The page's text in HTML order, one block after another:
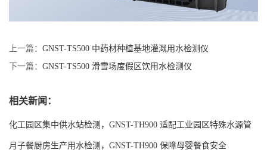
上一篇： GNST-TS500 中药材种植基地灌溉用水检测仪
下一篇： GNST-TS500 滑雪场度假区饮用水检测仪
相关新闻：
化工园区集中供水站检测，GNST-TH900 适配工业园区特殊水源管
控
月子餐厨房生产用水检测，GNST-TH900 保障母婴餐食安全